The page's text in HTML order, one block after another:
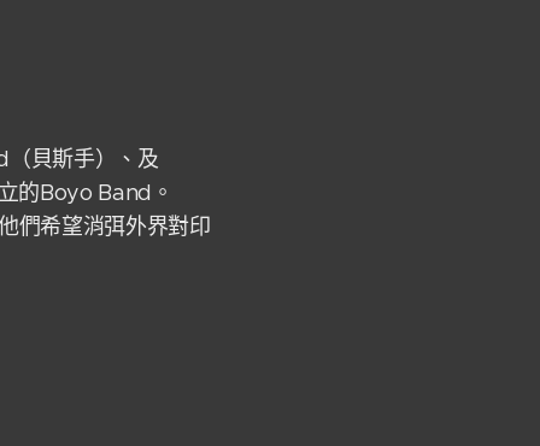
貝斯手）、及
的Boyo Band。
們希望消弭外界對印